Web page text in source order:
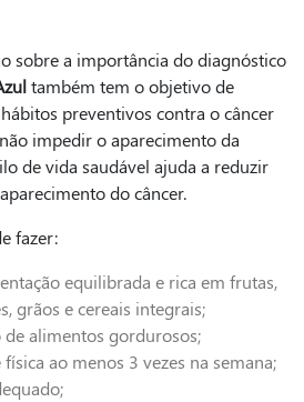
sobre a importância do diagnóstico
também tem o objetivo de
preventivos contra o câncer
impedir o aparecimento da
de vida saudável ajuda a reduzir
do câncer.
fazer:
equilibrada e rica em frutas,
grãos e cereais integrais;
alimentos gordurosos;
ao menos 3 vezes na semana;